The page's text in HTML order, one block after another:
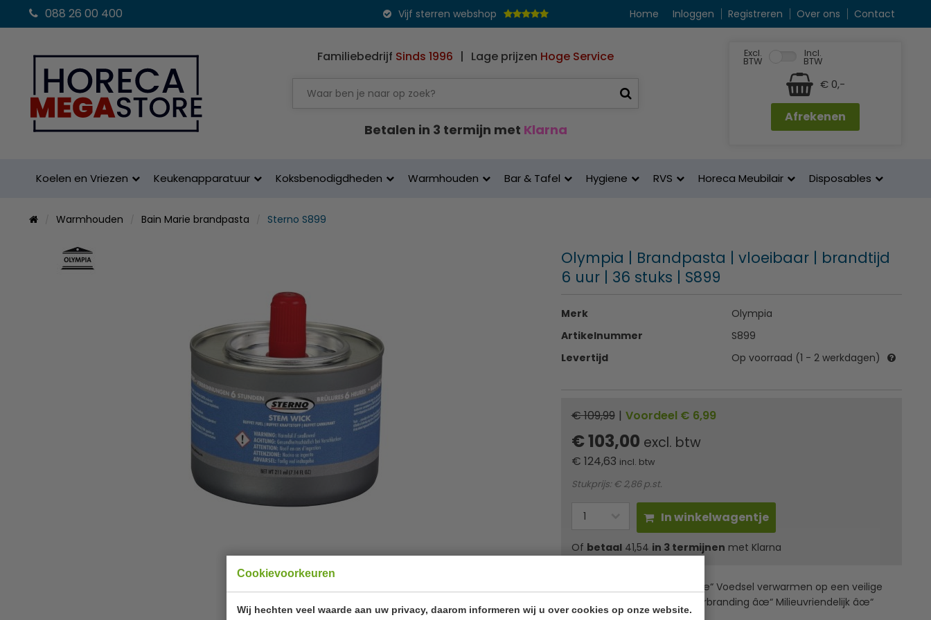
Cookievoorkeuren
Wij hechten veel waarde aan uw privacy, daarom informeren wij u over cookies op onze website.
088 26 00 400 Vijf sterren webshop Home Inloggen Registreren Over ons Contact
Familiebedrijf Sinds 1996 | Lage prijzen Hoge Service
Betalen in 3 termijn met Klarna
Excl.
BTW
Incl.
BTW
€ 0,-
Afrekenen
Koelen en Vriezen Keukenapparatuur Koksbenodigdheden Warmhouden Bar & Tafel Hygiene RVS Horeca Meubilair Disposables
Warmhouden Bain Marie brandpasta Sterno S899
Olympia | Brandpasta | vloeibaar | brandtijd
6 uur | 36 stuks | S899
Merk
Olympia
Artikelnummer
S899
Levertijd
Op voorraad (1 - 2 werkdagen)
€ 109,99 | Voordeel € 6,99
€ 103,00 excl. btw
€ 124,63 incl. btw
Stukprijs: € 2,86 p.st.
In winkelwagentje
Of betaal41,54 in 3 termijnen met Klarna
Au bain-marie brandpasta âœ“ Voedsel verwarmen op een veilige
manier âœ“ Geen kans op verbranding âœ“ Milieuvriendelijk âœ“
Keuze uit diverse varianten.